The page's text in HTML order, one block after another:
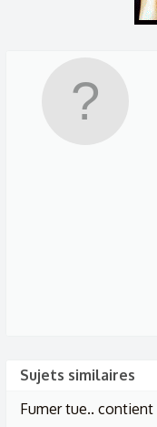
Sujets similaires
Fumer tue..